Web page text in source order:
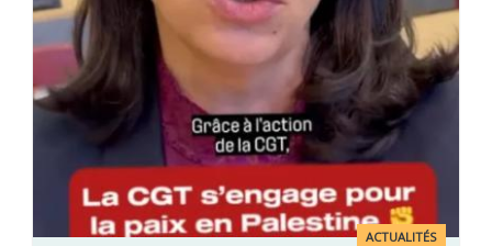
ACTUALITÉS